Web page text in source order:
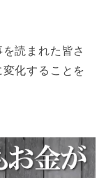
読まれた皆さ
化することを